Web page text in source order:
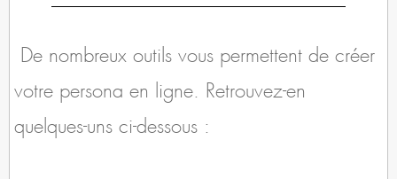
De nombreux outils vous permettent de créer
votre persona en ligne. Retrouvez-en
quelques-uns ci-dessous :